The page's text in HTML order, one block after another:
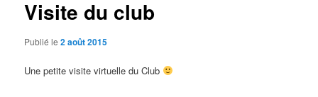
Visite du club
Publié le2 août 2015
Une petite visite virtuelle du Club